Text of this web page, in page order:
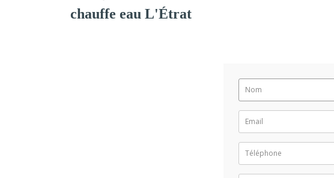
chauffe eau L'Étrat